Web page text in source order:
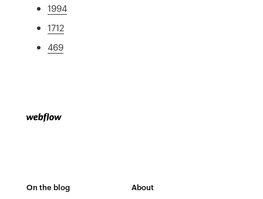
1994
1712
469
On the blog About